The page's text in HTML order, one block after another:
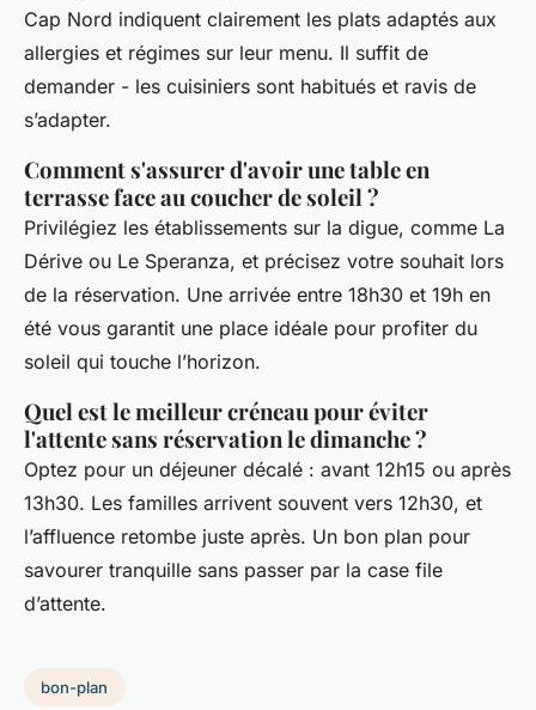
Cap Nord indiquent clairement les plats adaptés aux
allergies et régimes sur leur menu. Il suffit de
demander - les cuisiniers sont habitués et ravis de
s’adapter.
Comment s'assurer d'avoir une table en
terrasse face au coucher de soleil ?
Privilégiez les établissements sur la digue, comme La
Dérive ou Le Speranza, et précisez votre souhait lors
de la réservation. Une arrivée entre 18h30 et 19h en
été vous garantit une place idéale pour profiter du
soleil qui touche l’horizon.
Quel est le meilleur créneau pour éviter
l'attente sans réservation le dimanche ?
Optez pour un déjeuner décalé : avant 12h15 ou après
13h30. Les familles arrivent souvent vers 12h30, et
l’affluence retombe juste après. Un bon plan pour
savourer tranquille sans passer par la case file
d’attente.
bon-plan